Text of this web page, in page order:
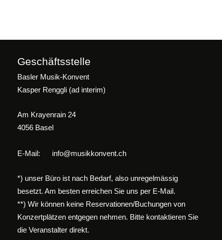
Geschäftsstelle
Basler Musik-Konvent
Kasper Renggli (ad interim)
Am Krayenrain 24
4056 Basel
E-Mail: info@musikkonvent.ch
*) unser Büro ist nach Bedarf, also unregelmässig
besetzt. Am besten erreichen Sie uns per E-Mail.
**) Wir können keine Reservationen/Buchungen von
Konzertplätzen entgegen nehmen. Bitte kontaktieren Sie
die Veranstalter direkt.